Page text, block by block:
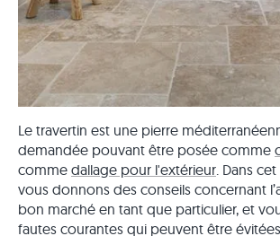
Le travertin est une pierre
demandée pouvant être posée comme
comme dallage pour l'extérieur. Dans
vous donnons des conseils concernant
bon marché en tant que particulier, et
fautes courantes qui peuvent être